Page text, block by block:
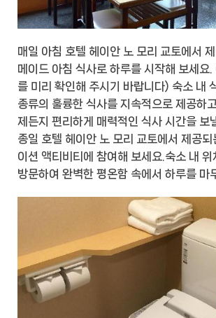
매일 아침 호텔 헤이안 노 모리 교토에서
메이드 아침 식사로 하루를 시작해 보세요
를 미리 확인해 주시기 바랍니다) 숙소 내
종류의 훌륭한 식사를 지속적으로 제공하
제든지 편리하게 매력적인 식사 시간을 보
종일 호텔 헤이안 노 모리 교토에서 제공되
이션 액티비티에 참여해 보세요.숙소 내
방문하여 완벽한 평온함 속에서 하루를 마